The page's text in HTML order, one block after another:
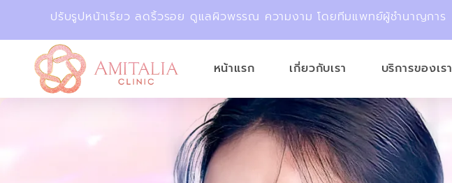
ปรับรูปหน้าเรียว ลดริ้วรอย ดูแลผิวพรรณ ความงาม โดยทีมแพทย์ผู้ชำนาญการ
หน้าแรก เกี่ยวกับเรา บริการของเรา